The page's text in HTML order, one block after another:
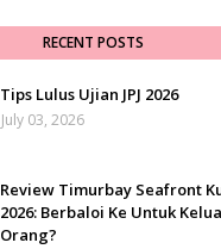
RECENT POSTS
Tips Lulus Ujian JPJ 2026
July 03, 2026
Review Timurbay Seafront
2026: Berbaloi Ke Untuk
Orang?